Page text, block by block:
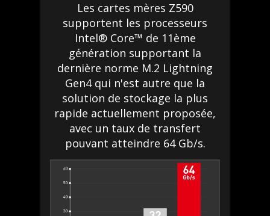
Les cartes mères Z590
supportent les processeurs
Intel® Core™ de 11ème
génération supportant la
dernière norme M.2 Lightning
Gen4 qui n'est autre que la
solution de stockage la plus
rapide actuellement proposée,
avec un taux de transfert
pouvant atteindre 64 Gb/s.